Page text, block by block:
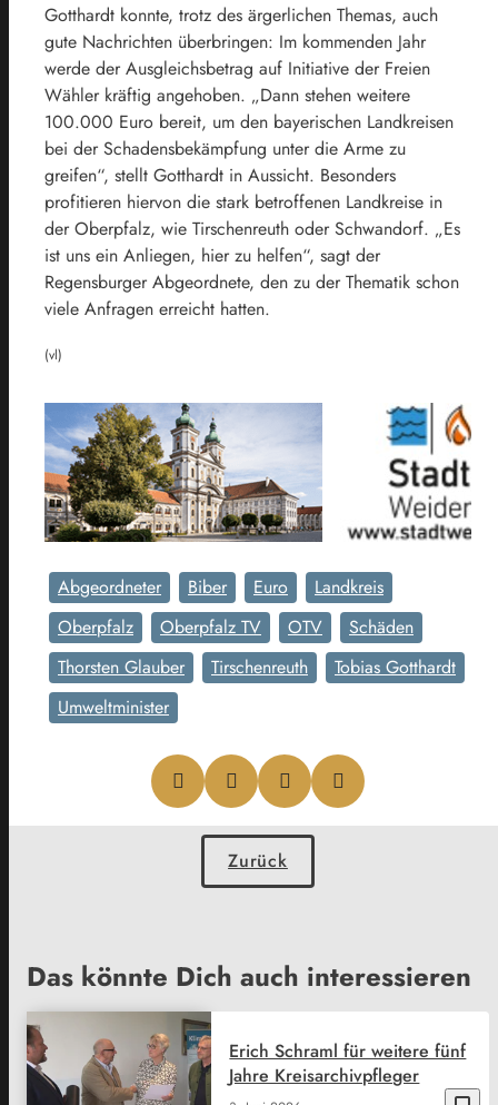
Gotthardt konnte, trotz des ärgerlichen Themas, auch
gute Nachrichten überbringen: Im kommenden Jahr
werde der Ausgleichsbetrag auf Initiative der Freien
Wähler kräftig angehoben. „Dann stehen weitere
100.000 Euro bereit, um den bayerischen Landkreisen
bei der Schadensbekämpfung unter die Arme zu
greifen“, stellt Gotthardt in Aussicht. Besonders
profitieren hiervon die stark betroffenen Landkreise in
der Oberpfalz, wie Tirschenreuth oder Schwandorf. „Es
ist uns ein Anliegen, hier zu helfen“, sagt der
Regensburger Abgeordnete, den zu der Thematik schon
viele Anfragen erreicht hatten.
(vl)
Abgeordneter Biber Euro
Landkreis
Oberpfalz
Oberpfalz TV OTV
Schäden
Thorsten Glauber
Tirschenreuth
Tobias Gotthardt
Umweltminister
Zurück
Das könnte Dich auch interessieren
Erich Schraml für weitere fünf
Jahre Kreisarchivpfleger